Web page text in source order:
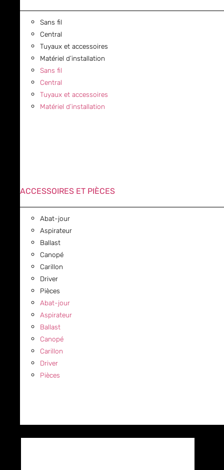
Sans fil
Central
Tuyaux et accessoires
Matériel d’installation
Sans fil
Central
Tuyaux et accessoires
Matériel d’installation
ACCESSOIRES ET PIÈCES
Abat-jour
Aspirateur
Ballast
Canopé
Carillon
Driver
Pièces
Abat-jour
Aspirateur
Ballast
Canopé
Carillon
Driver
Pièces